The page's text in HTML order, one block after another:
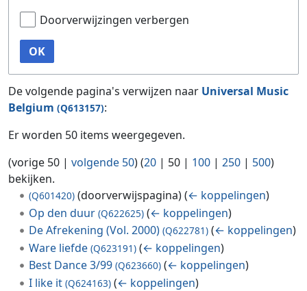
Doorverwijzingen verbergen
OK
De volgende pagina's verwijzen naar Universal Music
Belgium (Q613157):
Er worden 50 items weergegeven.
(vorige 50 | volgende 50) (20 | 50 | 100 | 250 | 500)
bekijken.
(Q601420) (doorverwijspagina)(← koppelingen)
Op den duur (Q622625) (← koppelingen)
De Afrekening (Vol. 2000) (Q622781) (← koppelingen)
Ware liefde (Q623191) (← koppelingen)
Best Dance 3/99 (Q623660) (← koppelingen)
I like it (Q624163) (← koppelingen)